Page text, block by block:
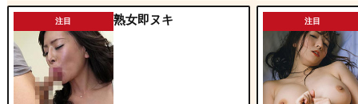
注目 熟女即ヌキ 注目